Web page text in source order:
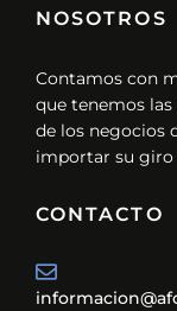
NOSOTROS
Contamos con
que tenemos
de los negocios
importar su giro
CONTACTO